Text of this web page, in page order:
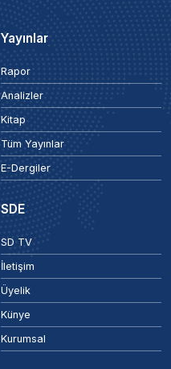
Yayınlar
Rapor
Analizler
Kitap
Tüm Yayınlar
E-Dergiler
SDE
SD TV
İletişim
Üyelik
Künye
Kurumsal